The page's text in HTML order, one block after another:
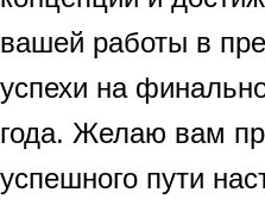
вашей работы в
успехи на
года. Желаю вам
успешного пути